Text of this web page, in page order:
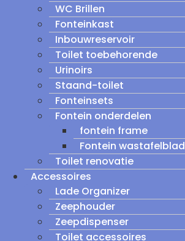
WC Brillen
Fonteinkast
Inbouwreservoir
Toilet toebehorende
Urinoirs
Staand-toilet
Fonteinsets
Fontein onderdelen
fontein frame
Fontein wastafelblad
Toilet renovatie
Accessoires
Lade Organizer
Zeephouder
Zeepdispenser
Toilet accessoires